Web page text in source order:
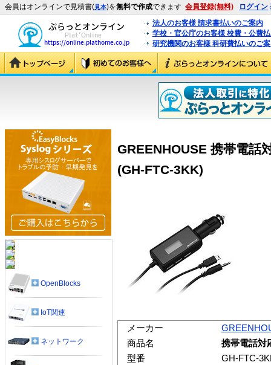
会員はオンラインで見積書(見本)を無料で作成できます 会員登録(無料) ログイン
法人のお客様 請求書払いのご案内
学校・官公庁のお客様 校費・公費
研究機関のお客様 科研費払いのご
GREENHOUSE 携帯電話
(GH-FTC-3KK)
メーカー
商品名
携帯電話対
型番
GH-FTC-
OpenBlocks
IoT関連
ネットワーク